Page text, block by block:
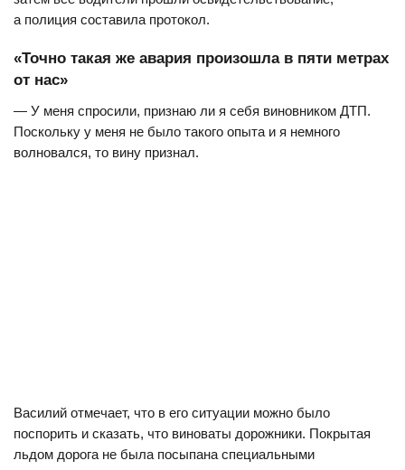
а полиция составила протокол.
«Точно такая же авария произошла в пяти метрах
от нас»
— У меня спросили, признаю ли я себя виновником ДТП.
Поскольку у меня не было такого опыта и я немного
волновался, то вину признал.
Василий отмечает, что в его ситуации можно было
поспорить и сказать, что виноваты дорожники. Покрытая
льдом дорога не была посыпана специальными